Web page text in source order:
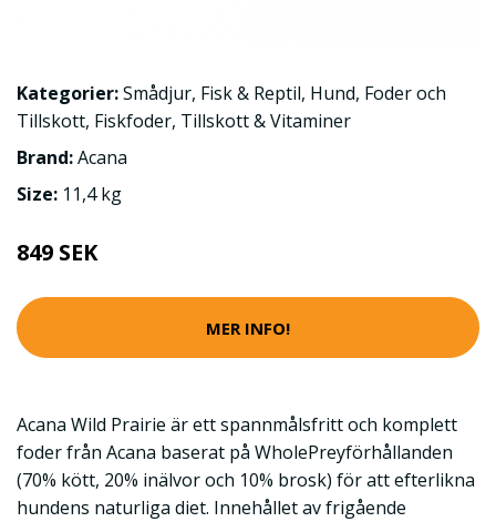
Kategorier:Smådjur, Fisk & Reptil, Hund, Foder och
Tillskott, Fiskfoder, Tillskott & Vitaminer
Brand:Acana
Size: 11,4 kg
849 SEK
MER INFO!
Acana Wild Prairie är ett spannmålsfritt och komplett
foder från Acana baserat på WholePreyförhållanden
(70% kött, 20% inälvor och 10% brosk) för att efterlikna
hundens naturliga diet. Innehållet av frigående